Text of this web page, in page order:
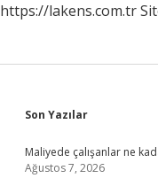
https://lakens.com.tr
Sidebar
Son Yazılar
Maliyede çalışanlar ne
Ağustos 7, 2026